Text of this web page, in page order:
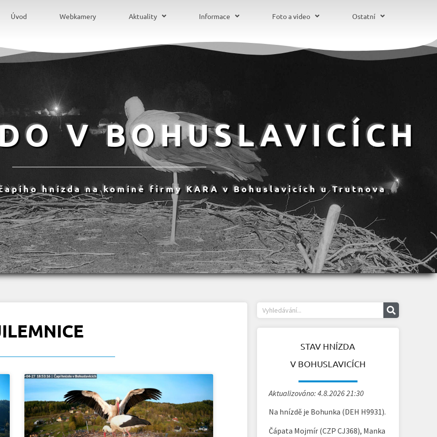
Úvod Webkamery Aktuality Informace Foto a video Ostatní
V BOHUSLAVICÍCH
hnízda na komíně firmy KARA v Bohuslavicích u Trutnova
STAV HNÍZDA
V BOHUSLAVICÍCH
Aktualizováno: 4.8.2026 21:30
Na hnízdě je Bohunka (DEH H9931).
Čápata Mojmír (CZP CJ368), Manka